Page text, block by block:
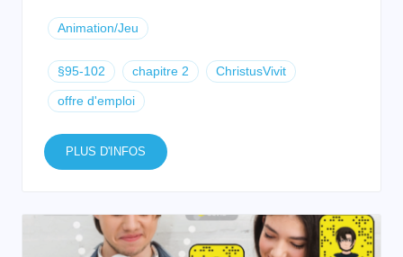
Animation/Jeu
§95-102 chapitre 2 ChristusVivit
offre d'emploi
PLUS D'INFOS